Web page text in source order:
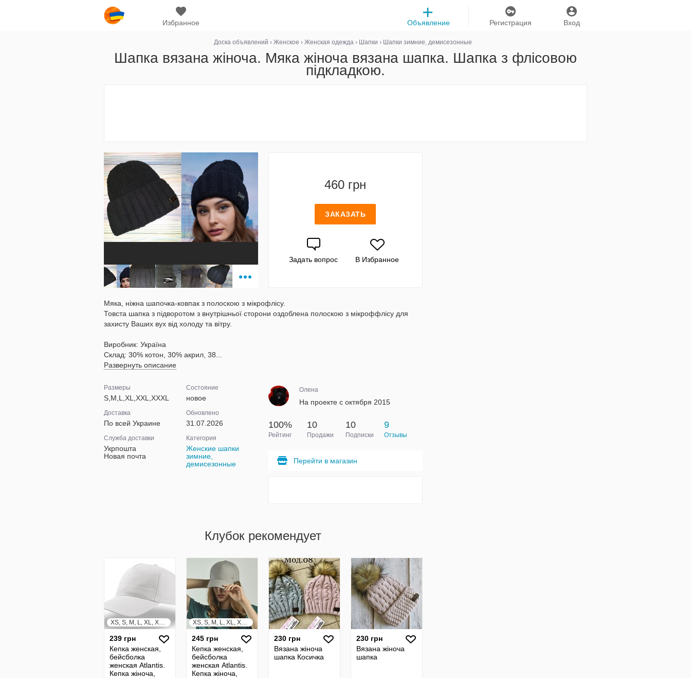
Избранное Вход
Регистрация
Объявление
Доска объявлений › Женское › Женская одежда › Шапки › Шапки зимние, демисезонные
Шапка вязана жіноча. Мяка жіноча вязана шапка. Шапка з флісовою
підкладкою.
460 грн
ЗАКАЗАТЬ
Задать вопрос В Избранное
Мяка, ніжна шапочка-ковпак з полоскою з мікрофлісу.
Товста шапка з підворотом з внутрішньої сторони оздоблена полоскою з мікроффлісу для
захисту Ваших вух від холоду та вітру.
Виробник: Україна
Склад: 30% котон, 30% акрил, 38...
Развернуть описание
Размеры
S,M,L,XL,XXL,XXXL
Доставка
По всей Украине
Служба доставки
Укрпошта
Новая почта
Состояние
новое
Обновлено
31.07.2026
Категория
Женские шапки
зимние,
демисезонные
Олена
На проекте с октября 2015
100%
Рейтинг
10
Продажи
10
Подписки
9
Отзывы
Перейти в магазин
Клубок рекомендует
XS, S, M, L, XL, XXL, XXXL
239 грн
Кепка женская,
бейсболка
женская Atlantis.
Кепка жіноча,
XS, S, M, L, XL, XXL, XXXL
245 грн
Кепка женская,
бейсболка
женская Atlantis.
Кепка жіноча,
230 грн
Вязана жіноча
шапка Косичка
230 грн
Вязана жіноча
шапка